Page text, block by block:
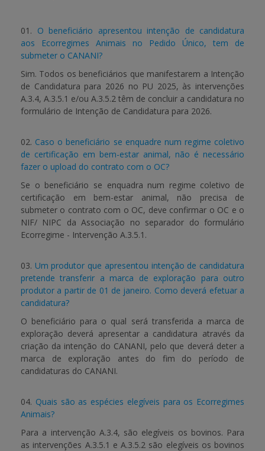
01. O beneficiário apresentou intenção de candidatura
aos Ecorregimes Animais no Pedido Único, tem de
submeter o CANANI?
Sim. Todos os beneficiários que manifestarem a Intenção
de Candidatura para 2026 no PU 2025, às intervenções
A.3.4, A.3.5.1 e/ou A.3.5.2 têm de concluir a candidatura no
formulário de Intenção de Candidatura para 2026.
02. Caso o beneficiário se enquadre num regime coletivo
de certificação em bem-estar animal, não é necessário
fazer o upload do contrato com o OC?
Se o beneficiário se enquadra num regime coletivo de
certificação em bem-estar animal, não precisa de
submeter o contrato com o OC, deve confirmar o OC e o
NIF/ NIPC da Associação no separador do formulário
Ecorregime - Intervenção A.3.5.1.
03. Um produtor que apresentou intenção de candidatura
pretende transferir a marca de exploração para outro
produtor a partir de 01 de janeiro. Como deverá efetuar a
candidatura?
O beneficiário para o qual será transferida a marca de
exploração deverá apresentar a candidatura através da
criação da intenção do CANANI, pelo que deverá deter a
marca de exploração antes do fim do período de
candidaturas do CANANI.
04. Quais são as espécies elegíveis para os Ecorregimes
Animais?
Para a intervenção A.3.4, são elegíveis os bovinos. Para
as intervenções A.3.5.1 e A.3.5.2 são elegíveis os bovinos